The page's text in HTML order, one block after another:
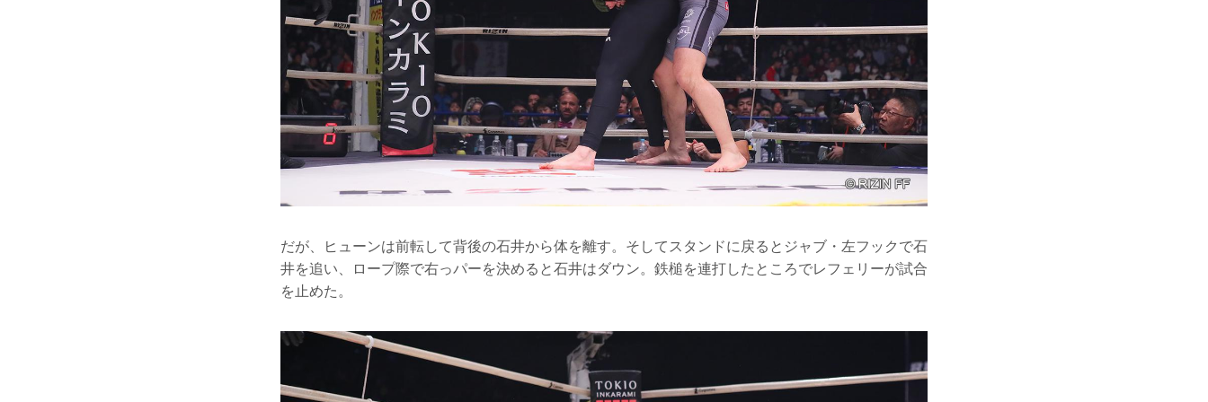
だが、ヒューンは前転して背後の石井から体を離す。そしてスタンドに戻るとジャブ・左フックで石
井を追い、ロープ際で右っパーを決めると石井はダウン。鉄槌を連打したところでレフェリーが試合
を止めた。